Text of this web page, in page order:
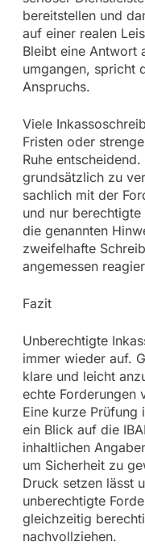
bereitstellen und
auf einer realen
Bleibt eine Antwort
umgangen, spricht
Anspruchs.
Viele
Fristen oder
Ruhe
grundsätzlich zu
sachlich mit der
und nur
die genannten
zweifelhafte
angemessen
Fazit
Unberechtigte
immer wieder auf.
klare und leicht
echte Forderungen
Eine kurze Prüfung
ein Blick auf die
inhaltlichen
um Sicherheit zu
Druck setzen lässt
unberechtigte
gleichzeitig
nachvollziehen.